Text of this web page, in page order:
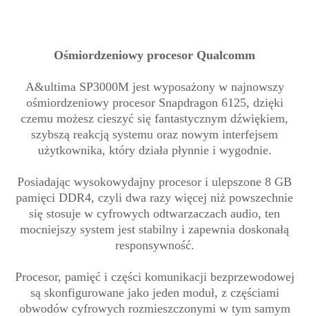
Ośmiordzeniowy procesor Qualcomm
A&ultima SP3000M jest wyposażony w najnowszy
ośmiordzeniowy procesor Snapdragon 6125, dzięki
czemu możesz cieszyć się fantastycznym dźwiękiem,
szybszą reakcją systemu oraz nowym interfejsem
użytkownika, który działa płynnie i wygodnie.
Posiadając wysokowydajny procesor i ulepszone 8 GB
pamięci DDR4, czyli dwa razy więcej niż powszechnie
się stosuje w cyfrowych odtwarzaczach audio, ten
mocniejszy system jest stabilny i zapewnia doskonałą
responsywność.
Procesor, pamięć i części komunikacji bezprzewodowej
są skonfigurowane jako jeden moduł, z częściami
obwodów cyfrowych rozmieszczonymi w tym samym